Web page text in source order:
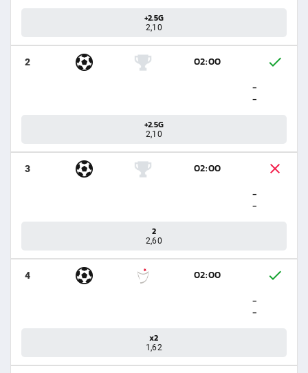
+2.5G
2,10
2
02:00
-
-
+2.5G
2,10
3
02:00
-
-
2
2,60
4
02:00
-
-
x2
1,62